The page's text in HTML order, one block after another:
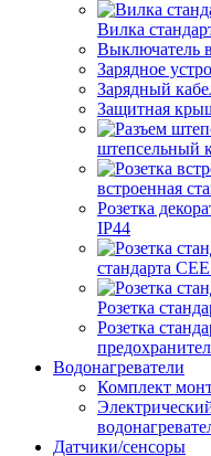
Вилка
Выключатель
Зарядное
Зарядный
Защитная
штепсельный
встроенная
Розетка
IP44
стандарта
Розетка
Розетка
Водонагреватели
Комплект
Датчики/сенсоры